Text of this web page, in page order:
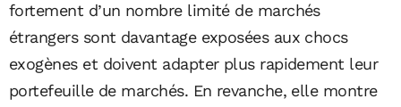
fortement d’un nombre limité de marchés
étrangers sont davantage exposées aux chocs
exogènes et doivent adapter plus rapidement leur
portefeuille de marchés. En revanche, elle montre